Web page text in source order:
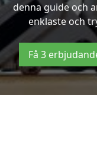
denna guide och
enklaste och
Få 3